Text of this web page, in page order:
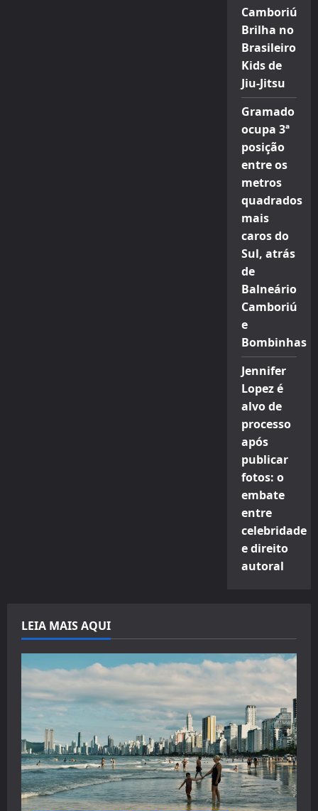
Camboriú
Brilha no
Brasileiro
Kids de
Jiu-Jitsu
Gramado
ocupa 3ª
posição
entre os
metros
quadrados
mais
caros do
Sul, atrás
de
Balneário
Camboriú
e
Bombinhas
Jennifer
Lopez é
alvo de
processo
após
publicar
fotos: o
embate
entre
celebridade
e direito
autoral
LEIA MAIS AQUI